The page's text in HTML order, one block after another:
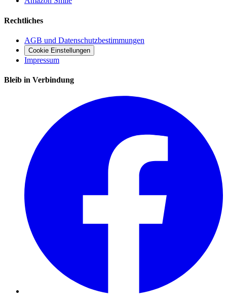
Rechtliches
AGB und Datenschutzbestimmungen
Cookie Einstellungen
Impressum
Bleib in Verbindung